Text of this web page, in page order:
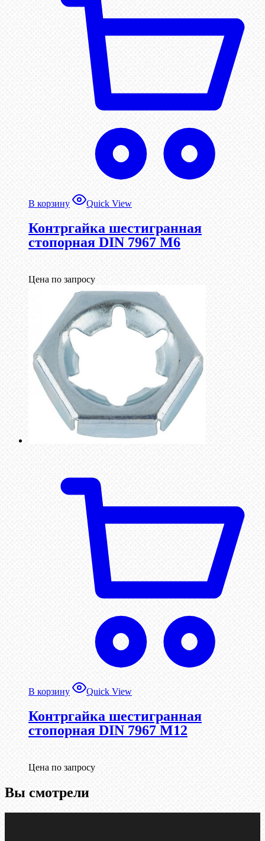
В корзину Quick View
Контргайка шестигранная
стопорная DIN 7967 М6
Цена по запросу
В корзину Quick View
Контргайка шестигранная
стопорная DIN 7967 М12
Цена по запросу
Вы смотрели